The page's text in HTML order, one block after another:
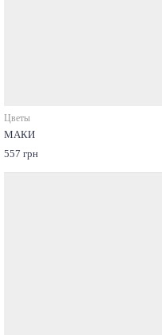
Цветы
МАКИ
557 грн